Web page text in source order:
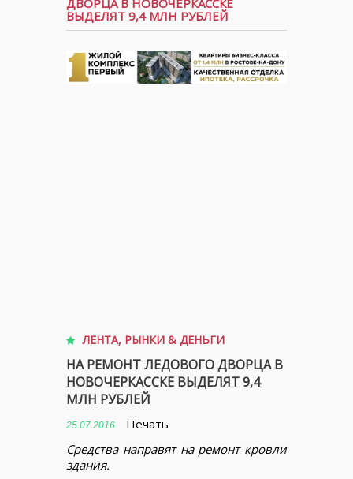
ДВОРЦА В НОВОЧЕРКАССКЕ
ВЫДЕЛЯТ 9,4 МЛН РУБЛЕЙ
ЛЕНТА, РЫНКИ & ДЕНЬГИ
НА РЕМОНТ ЛЕДОВОГО ДВОРЦА В
НОВОЧЕРКАССКЕ ВЫДЕЛЯТ 9,4
МЛН РУБЛЕЙ
25.07.2016
Печать
Средства направят на ремонт кровли
здания.